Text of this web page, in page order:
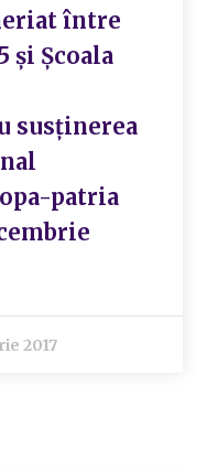
între
și Școala
susținerea
patria
2017